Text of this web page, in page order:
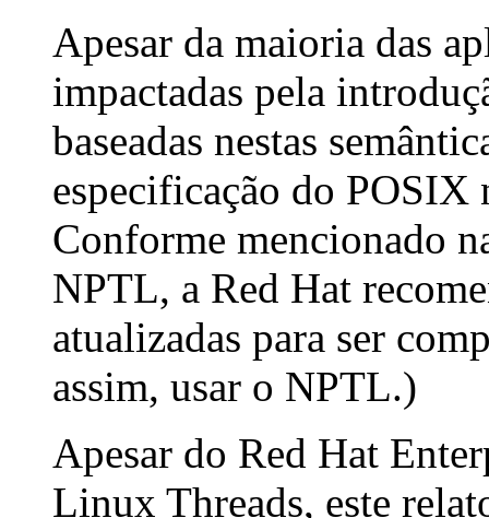
Apesar da maioria das
impactadas pela
baseadas nestas
especificação do POSIX
Conforme mencionado
NPTL, a Red Hat
atualizadas para ser
assim, usar o NPTL.)
Apesar do Red Hat
Linux Threads, este